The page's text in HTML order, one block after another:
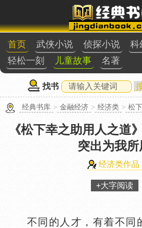
首页 武侠小说 侦探小说 科
轻松一刻
儿童故事 名著
找书
经典书库 > 金融经济 > 经济类 > 松
《松下幸之助用人之道》
突出为我所
经济类作品
+大字阅读
不同的人才，有着不同